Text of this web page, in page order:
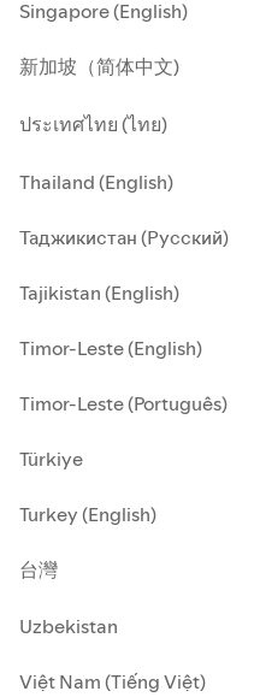
Singapore (English)
新加坡（简体中文)
ประเทศไทย (ไทย)
Thailand (English)
Таджикистан (Русский)
Tajikistan (English)
Timor-Leste (English)
Timor-Leste (Português)
Türkiye
Turkey (English)
台灣
Uzbekistan
Việt Nam (Tiếng Việt)